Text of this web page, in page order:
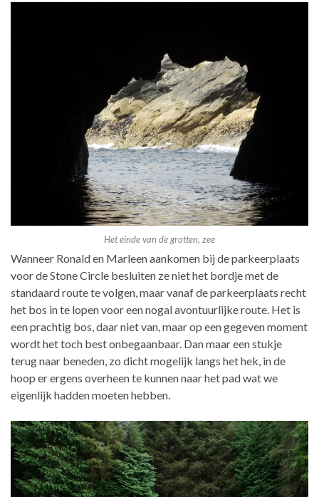
Het einde van de grotten, zee
Wanneer Ronald en Marleen aankomen bij de parkeerplaats
voor de Stone Circle besluiten ze niet het bordje met de
standaard route te volgen, maar vanaf de parkeerplaats recht
het bos in te lopen voor een nogal avontuurlijke route. Het is
een prachtig bos, daar niet van, maar op een gegeven moment
wordt het toch best onbegaanbaar. Dan maar een stukje
terug naar beneden, zo dicht mogelijk langs het hek, in de
hoop er ergens overheen te kunnen naar het pad wat we
eigenlijk hadden moeten hebben.